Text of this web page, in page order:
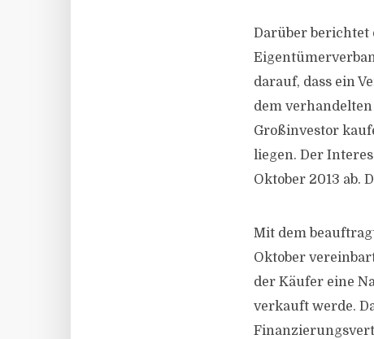
Darüber berichtet
darauf, dass ein
dem
Großinvestor
liegen. Der
Oktober 2013 ab.
Mit dem
Oktober
der Käufer eine
verkauft werde.